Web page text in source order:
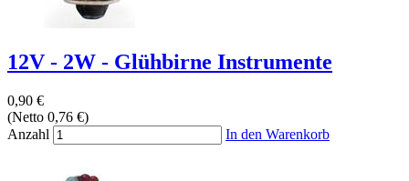
12V - 2W - Glühbirne Instrumente
0,90 €
(Netto 0,76 €)
Anzahl
In den Warenkorb